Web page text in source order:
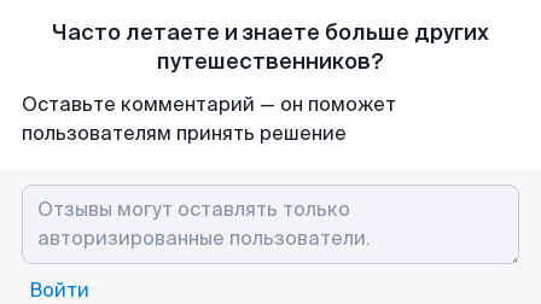
Часто летаете и знаете больше других
путешественников?
Оставьте комментарий — он поможет
пользователям принять решение
Войти